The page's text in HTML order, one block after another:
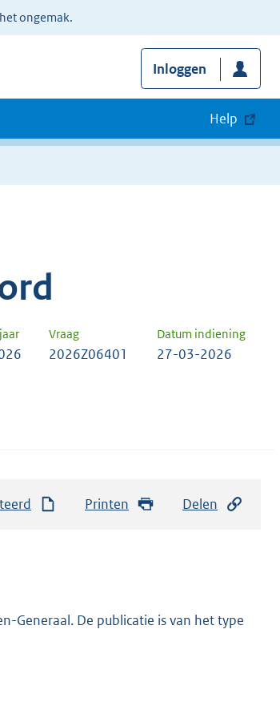
ongemak.
Inloggen
Help
Vraag Datum indiening
2026Z06401 27-03-2026
Printen Delen
Generaal. De publicatie is van het type